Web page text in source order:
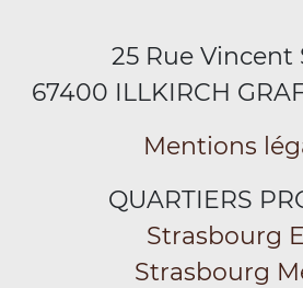
25 Rue Vincent
67400 ILLKIRCH
Mentions
QUARTIERS
Strasbourg
Strasbourg